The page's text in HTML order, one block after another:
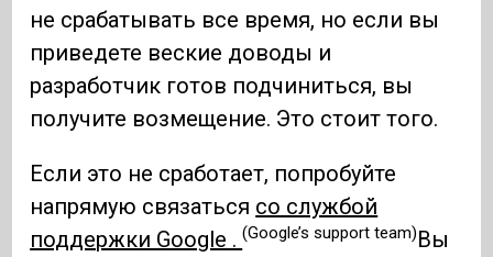
не срабатывать все время, но если вы
приведете веские доводы и
разработчик готов подчиниться, вы
получите возмещение. Это стоит того.
Если это не сработает, попробуйте
напрямую связаться со службой
поддержки Google .(Google’s support team)Вы